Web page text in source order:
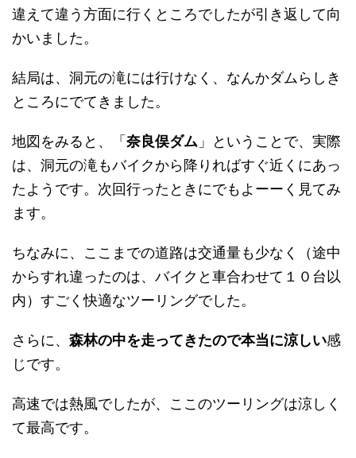
違えて違う方面に行くところでしたが引き返して向
かいました。
結局は、洞元の滝には行けなく、なんかダムらしき
ところにでてきました。
地図をみると、「 奈良俣ダム 」ということで、実際
は、洞元の滝もバイクから降りればすぐ近くにあっ
たようです。次回行ったときにでもよーーく見てみ
ます。
ちなみに、ここまでの道路は交通量も少なく（途中
からすれ違ったのは、バイクと車合わせて１０台以
内）すごく快適なツーリングでした。
さらに、 森林の中を走ってきたので本当に涼しい感
じです。
高速では熱風でしたが、ここのツーリングは涼しく
て最高です。